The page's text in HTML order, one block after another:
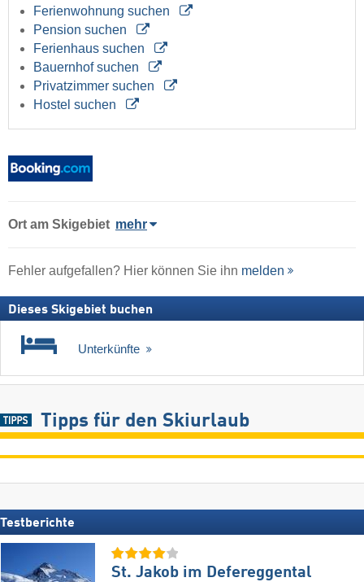
Ferienwohnung suchen
Pension suchen
Ferienhaus suchen
Bauernhof suchen
Privatzimmer suchen
Hostel suchen
Ort am Skigebiet mehr
Fehler aufgefallen? Hier können Sie ihn melden
Dieses Skigebiet buchen
Unterkünfte
Tipps für den Skiurlaub
Testberichte
St. Jakob im Defereggental